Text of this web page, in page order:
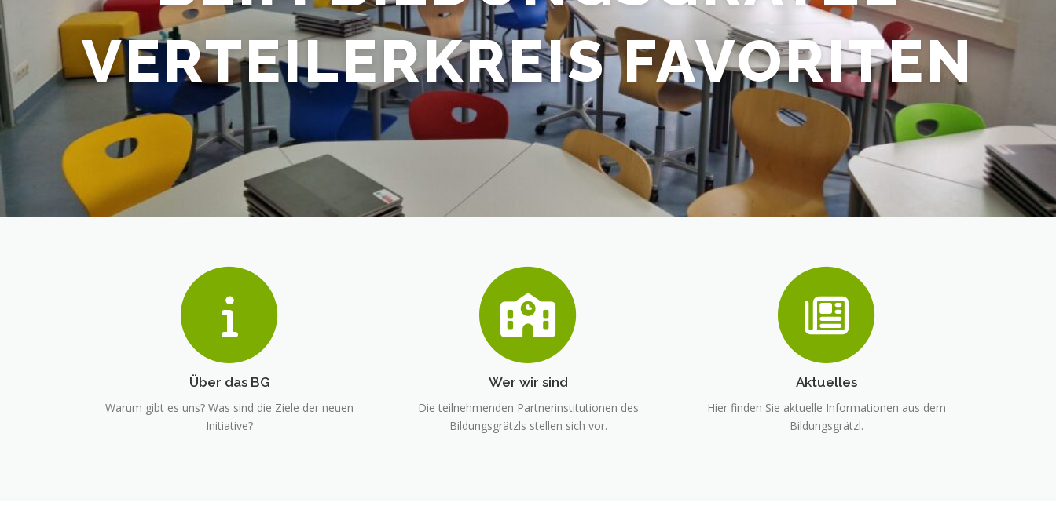
VERTEILERKREIS FAVORITEN
Über das BG
Warum gibt es uns? Was sind die Ziele der neuen
Initiative?
Wer wir sind
Die teilnehmenden Partnerinstitutionen des
Bildungsgrätzls stellen sich vor.
Aktuelles
Hier finden Sie aktuelle Informationen aus dem
Bildungsgrätzl.